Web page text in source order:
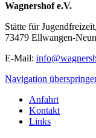
Wagnershof e.V.
Stätte für
73479 Ellwangen-
E-Mail:
Navigation
Anfahrt
Kontakt
Links